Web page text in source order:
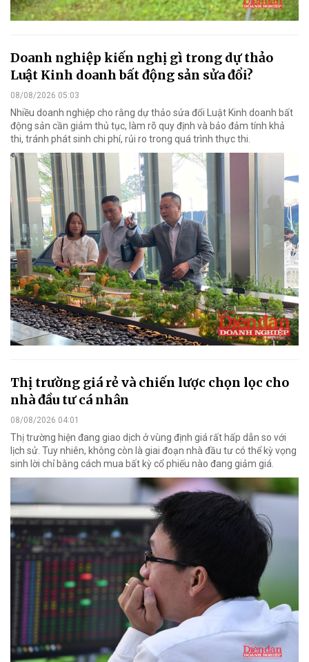
Doanh nghiệp kiến nghị gì trong dự thảo
Luật Kinh doanh bất động sản sửa đổi?
08/08/2026 05:03
Nhiều doanh nghiệp cho rằng dự thảo sửa đổi Luật Kinh doanh bất
động sản cần giảm thủ tục, làm rõ quy định và bảo đảm tính khả
thi, tránh phát sinh chi phí, rủi ro trong quá trình thực thi.
Thị trường giá rẻ và chiến lược chọn lọc cho
nhà đầu tư cá nhân
08/08/2026 04:01
Thị trường hiện đang giao dịch ở vùng định giá rất hấp dẫn so với
lịch sử. Tuy nhiên, không còn là giai đoạn nhà đầu tư có thể kỳ vọng
sinh lời chỉ bằng cách mua bất kỳ cổ phiếu nào đang giảm giá.